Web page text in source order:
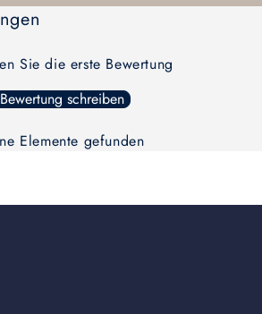
Title
Sie die erste Bewertung
Bewertung schreiben
Elemente gefunden